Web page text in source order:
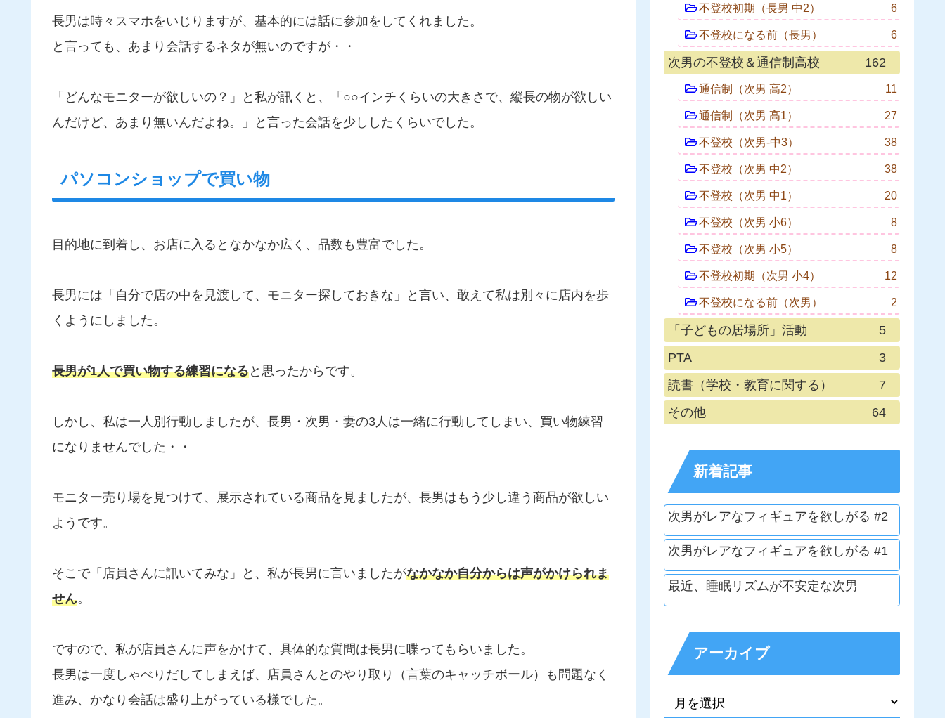
長男は時々スマホをいじりますが、基本的には話に参加をしてくれました。
と言っても、あまり会話するネタが無いのですが・・
「どんなモニターが欲しいの？」と私が訊くと、「○○インチくらいの大きさで、縦長の物が欲しい
んだけど、あまり無いんだよね。」と言った会話を少ししたくらいでした。
パソコンショップで買い物
目的地に到着し、お店に入るとなかなか広く、品数も豊富でした。
長男には「自分で店の中を見渡して、モニター探しておきな」と言い、敢えて私は別々に店内を歩
くようにしました。
長男が1人で買い物する練習になると思ったからです。
しかし、私は一人別行動しましたが、長男・次男・妻の3人は一緒に行動してしまい、買い物練習
になりませんでした・・
モニター売り場を見つけて、展示されている商品を見ましたが、長男はもう少し違う商品が欲しい
ようです。
そこで「店員さんに訊いてみな」と、私が長男に言いましたがなかなか自分からは声がかけられま
せん。
ですので、私が店員さんに声をかけて、具体的な質問は長男に喋ってもらいました。
長男は一度しゃべりだしてしまえば、店員さんとのやり取り（言葉のキャッチボール）も問題なく
進み、かなり会話は盛り上がっている様でした。
不登校初期（長男 中2） 6
不登校になる前（長男） 6
次男の不登校＆通信制高校 162
通信制（次男 高2） 11
通信制（次男 高1） 27
不登校（次男-中3） 38
不登校（次男 中2） 38
不登校（次男 中1） 20
不登校（次男 小6） 8
不登校（次男 小5） 8
不登校初期（次男 小4） 12
不登校になる前（次男） 2
「子どもの居場所」活動
5
PTA
3
読書（学校・教育に関する）
7
その他
64
新着記事
次男がレアなフィギュアを欲しがる #2
次男がレアなフィギュアを欲しがる #1
最近、睡眠リズムが不安定な次男
アーカイブ